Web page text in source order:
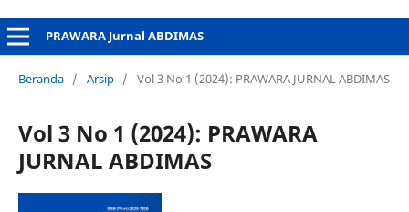
PRAWARA Jurnal ABDIMAS
Beranda / Arsip / Vol 3 No 1 (2024): PRAWARA JURNAL ABDIMAS
Vol 3 No 1 (2024): PRAWARA
JURNAL ABDIMAS